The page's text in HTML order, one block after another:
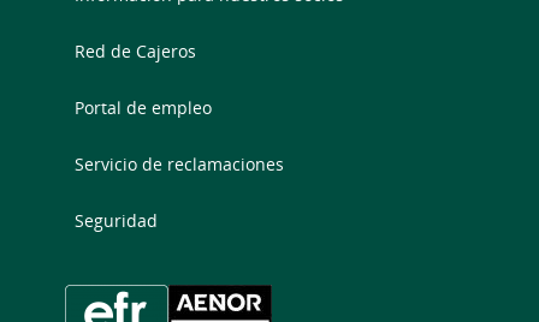
Red de Cajeros
Portal de empleo
Servicio de reclamaciones
Seguridad